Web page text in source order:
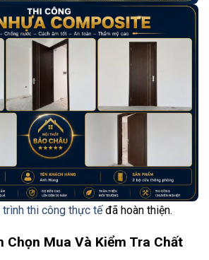
trình thi công thực tếđã hoàn thiện.
Chọn Mua Và Kiểm Tra Chất